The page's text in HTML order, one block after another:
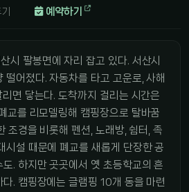
예약하기
시 팔봉면에 자리 잡고 있다. 서산시
어졌다. 자동차를 타고 고운로, 사해
면 닿는다. 도착까지 걸리는 시간은
교를 리모델링해 캠핑장으로 탈바꿈
조경을 비롯해 펜션, 노래방, 쉼터, 족
시설 때문에 폐교를 새롭게 단장한 공
. 하지만 곳곳에서 옛 초등학교의 흔
. 캠핑장에는 글램핑 10개 동을 마련